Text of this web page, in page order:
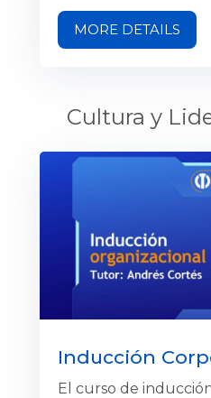
saber que debemos
constantemente si
asimilado y
adecuada a través
MORE DETAILS
Cultura y
Inducción
El curso de